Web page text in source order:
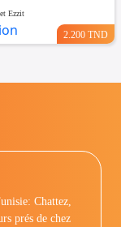
Ezzit
2.200 TND
Chattez,
prés de chez